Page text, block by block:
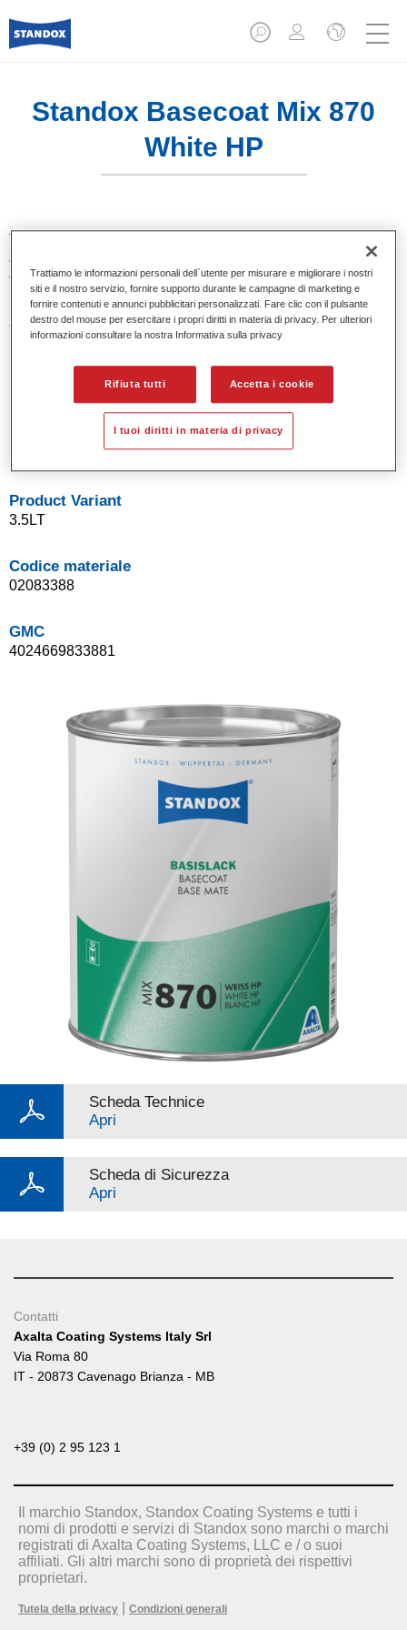
Standox Basecoat Mix 870
White HP
Tinta base convenzionale con eccezionale potere riempitivo
e buona opacità. Si distingue per l’ottimo punto tinta e per la
facilità di sfumatura. Ideale per riparazioni professionali.
Caratteristiche del prodotto
Colori pastello, metallizzati e perlati.
Eccellenti proprietà di riempimento.
Buona opacità.
Sistema di basi opache a solvente Standox.
Facile da sfumare.
Product Variant
3.5LT
Codice materiale
02083388
GMC
4024669833881
Scheda Technice
Apri
Scheda di Sicurezza
Apri
Contatti
Axalta Coating Systems Italy Srl
Via Roma 80
IT - 20873 Cavenago Brianza - MB
+39 (0) 2 95 123 1
Il marchio Standox, Standox Coating Systems e tutti i
nomi di prodotti e servizi di Standox sono marchi o marchi
registrati di Axalta Coating Systems, LLC e / o suoi
affiliati. Gli altri marchi sono di proprietà dei rispettivi
proprietari.
Tutela della privacy Condizioni generali
Trattiamo le informazioni personali dell`utente per misurare e migliorare i nostri
siti e il nostro servizio, fornire supporto durante le campagne di marketing e
fornire contenuti e annunci pubblicitari personalizzati. Fare clic con il pulsante
destro del mouse per esercitare i propri diritti in materia di privacy. Per ulteriori
informazioni consultare la nostra Informativa sulla privacy
Rifiuta tutti Accetta i cookie
I tuoi diritti in materia di privacy